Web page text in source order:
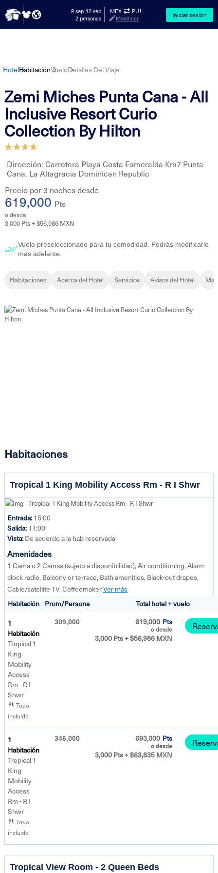
MEX PUJ
9 sep-12 sep
2 personas
Modificar Iniciar sesión
HotelHabitaciónVueloDetalles Del Viaje
Zemi Miches Punta Cana - All
Inclusive Resort Curio
Collection By Hilton
Dirección: Carretera Playa Costa Esmeralda Km7 Punta
Cana, La Altagracia Dominican Republic
Precio por 3 noches desde
619,000 Pts
o desde
3,000 Pts + $56,986 MXN
Vuelo preseleccionado para tu comodidad. Podrás modificarlo
más adelante.
Habitaciones Acerca del Hotel Servicios Avisos del Hotel
Habitaciones
Tropical 1 King Mobility Access Rm - R I Shwr
Entrada:15:00
Salida:11:00
Vista:De acuerdo a la hab reservada
Amenidades
1 Cama o 2 Camas (sujeto a disponibilidad), Air conditioning, Alarm
clock radio, Balcony or terrace, Bath amenities, Black-out drapes,
Cable/satellite TV, CoffeemakerVer más
Habitación Prom/Persona
Total hotel + vuelo
1
Habitación
Tropical 1
King
Mobility
Access
Rm - R I
Shwr
Todo
incluido
309,000 619,000 Pts
o desde
3,000 Pts + $56,986 MXN
1
Habitación
Tropical 1
King
Mobility
Access
Rm - R I
Shwr
Todo
incluido
346,000 693,000 Pts
o desde
3,000 Pts + $63,835 MXN
Tropical View Room - 2 Queen Beds